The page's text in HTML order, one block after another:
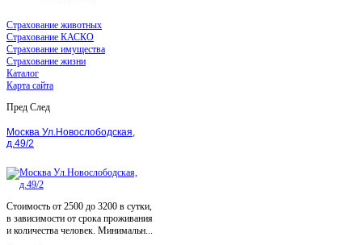
Страхование животных
Страхование КАСКО
Страхование имущества
Страхование жизни
Каталог
Карта сайта
Пред След
Москва Ул.Новослободская,
д.49/2
Стоимость от 2500 до 3200 в сутки,
в зависимости от срока проживания
и количества человек. Минимальн...